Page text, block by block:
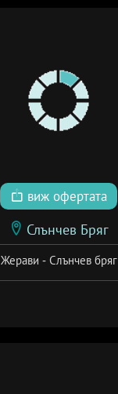
виж офертата
Слънчев Бряг
Жерави - Слънчев бряг